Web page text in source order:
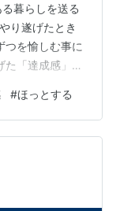
暮らしを送る
り遂げたとき
つを愉しむ事に
「達成感」に
人を目指す人
ありません。
昼にして 引き
人生観ですが
情のある暮ら
#ほっとする